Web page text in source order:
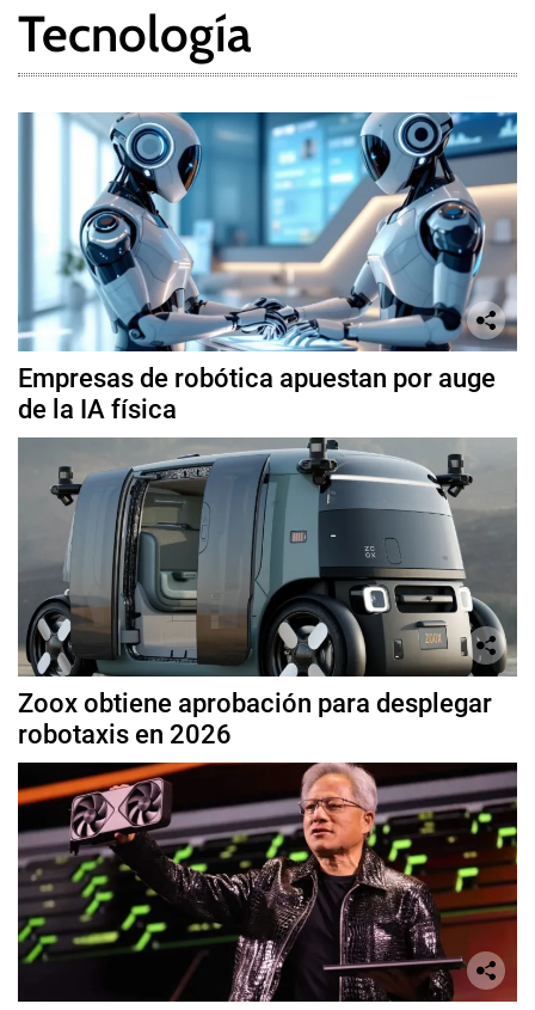
Tecnología
Empresas de robótica apuestan por auge
de la IA física
Zoox obtiene aprobación para desplegar
robotaxis en 2026